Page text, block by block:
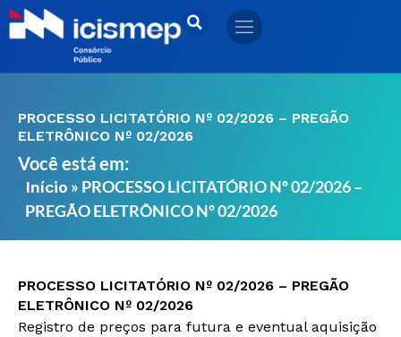
Ir
para
PROCESSO LICITATÓRIO Nº 02/2026 – PREGÃO
ELETRÔNICO Nº 02/2026
Você está em:
Início » PROCESSO LICITATÓRIO Nº 02/2026 –
PREGÃO ELETRÔNICO Nº 02/2026
PROCESSO LICITATÓRIO Nº 02/2026 – PREGÃO
ELETRÔNICO Nº 02/2026
Registro de preços para futura e eventual aquisição